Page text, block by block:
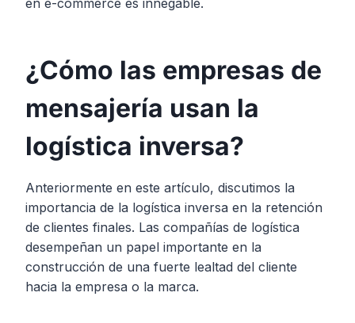
en e-commerce es innegable.
¿Cómo las empresas de
mensajería usan la
logística inversa?
Anteriormente en este artículo, discutimos la
importancia de la logística inversa en la retención
de clientes finales. Las compañías de logística
desempeñan un papel importante en la
construcción de una fuerte lealtad del cliente
hacia la empresa o la marca.